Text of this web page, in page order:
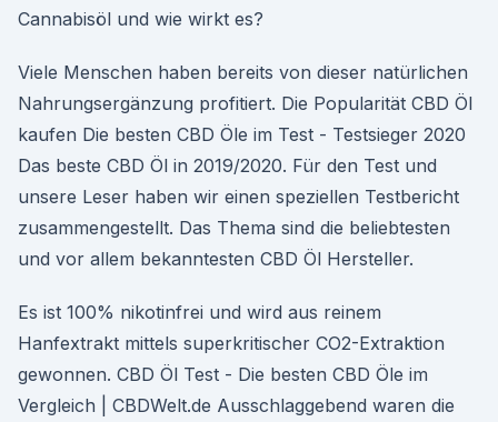
Cannabisöl und wie wirkt es?
Viele Menschen haben bereits von dieser natürlichen
Nahrungsergänzung profitiert. Die Popularität CBD Öl
kaufen Die besten CBD Öle im Test - Testsieger 2020
Das beste CBD Öl in 2019/2020. Für den Test und
unsere Leser haben wir einen speziellen Testbericht
zusammengestellt. Das Thema sind die beliebtesten
und vor allem bekanntesten CBD Öl Hersteller.
Es ist 100% nikotinfrei und wird aus reinem
Hanfextrakt mittels superkritischer CO2-Extraktion
gewonnen. CBD Öl Test - Die besten CBD Öle im
Vergleich | CBDWelt.de Ausschlaggebend waren die